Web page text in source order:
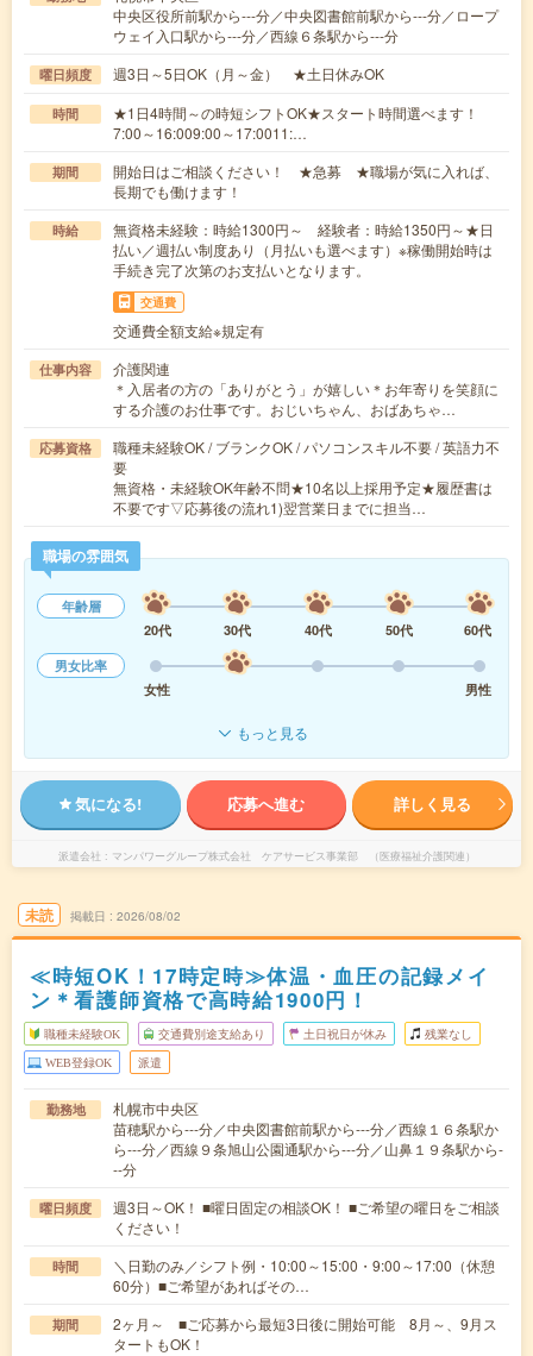
中央区役所前駅から---分／中央図書館前駅から---分／ロープ
ウェイ入口駅から---分／西線６条駅から---分
曜日頻度 週3日～5日OK（月～金） ★土日休みOK
時間
★1日4時間～の時短シフトOK★スタート時間選べます！
7:00～16:009:00～17:0011:…
期間
開始日はご相談ください！ ★急募 ★職場が気に入れば、
長期でも働けます！
時給
無資格未経験：時給1300円～ 経験者：時給1350円～★日
払い／週払い制度あり（月払いも選べます）※稼働開始時は
手続き完了次第のお支払いとなります。
交通費
交通費全額支給※規定有
仕事内容
介護関連
＊入居者の方の「ありがとう」が嬉しい＊お年寄りを笑顔に
する介護のお仕事です。おじいちゃん、おばあちゃ…
応募資格
職種未経験OK / ブランクOK / パソコンスキル不要 / 英語力不
要
無資格・未経験OK年齢不問★10名以上採用予定★履歴書は
不要です▽応募後の流れ1)翌営業日までに担当…
職場の雰囲気
年齢層
20代
30代 40代 50代
60代
男女比率
女性
男性
もっと見る
気になる! 応募へ進む 詳しく見る
派遣会社 マンパワーグループ株式会社 ケアサービス事業部 （医療福祉介護関連）
未読 掲載日 2026/08/02
≪時短OK！17時定時≫体温・血圧の記録メイ
ン＊看護師資格で高時給1900円！
職種未経験OK 交通費別途支給あり 土日祝日が休み 残業なし
WEB登録OK 派遣
勤務地
札幌市中央区
苗穂駅から---分／中央図書館前駅から---分／西線１６条駅か
ら---分／西線９条旭山公園通駅から---分／山鼻１９条駅から-
--分
曜日頻度
週3日～OK！ ■曜日固定の相談OK！ ■ご希望の曜日をご相談
ください！
時間
＼日勤のみ／シフト例・10:00～15:00・9:00～17:00（休憩
60分）■ご希望があればその…
期間
2ヶ月～ ■ご応募から最短3日後に開始可能 8月～、9月ス
タートもOK！